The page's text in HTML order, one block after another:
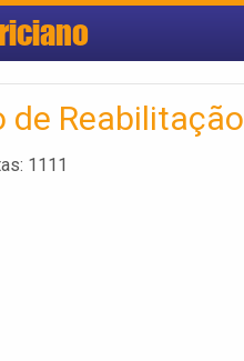
de Reabilitação
1111